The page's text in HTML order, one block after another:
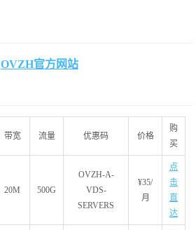
OVZH官方网站
带宽 流量 优惠码 价格
购
买
20M 500G
OVZH-A-
VDS-
SERVERS
¥35/
月
点
击
直
达